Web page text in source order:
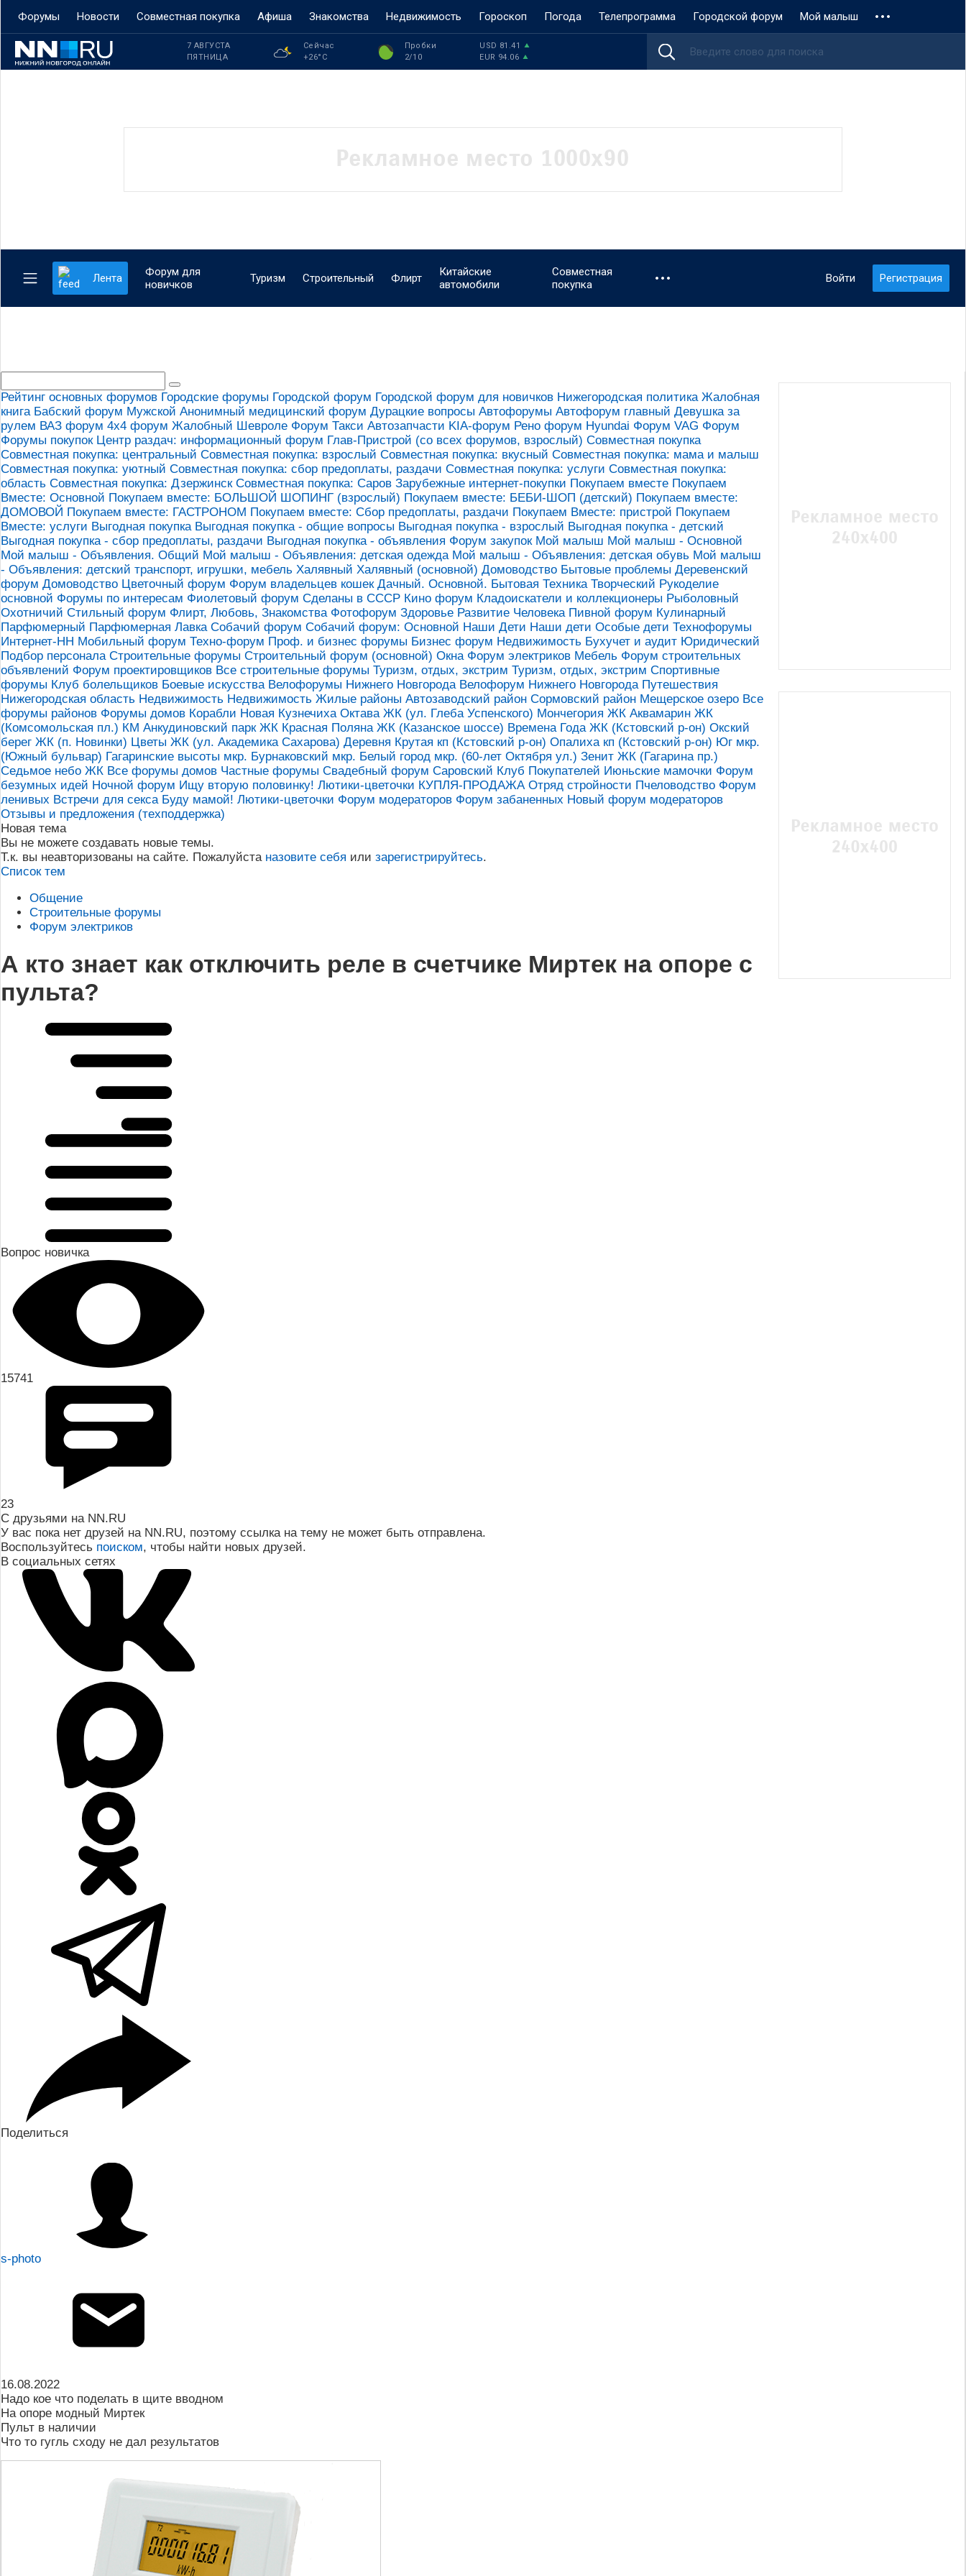
Форумы Новости Совместная покупка Афиша Знакомства Недвижимость Гороскоп Погода Телепрограмма Городской форум Мой малыш
7 АВГУСТА
ПЯТНИЦА
Сейчас
+26°C
Пробки
2/10
USD 81.41
EUR 94.06
Лента
Форум для
новичков
Туризм Строительный Флирт
Китайские
автомобили
Совместная
покупка
Войти Регистрация
Рейтинг основных форумов Городские форумы Городской форум Городской форум для новичков Нижегородская политика Жалобная
книга Бабский форум Мужской Анонимный медицинский форум Дурацкие вопросы Автофорумы Автофорум главный Девушка за
рулем ВАЗ форум 4х4 форум Жалобный Шевроле Форум Такси Автозапчасти KIA-форум Рено форум Hyundai Форум VAG Форум
Форумы покупок Центр раздач: информационный форум Глав-Пристрой (со всех форумов, взрослый) Совместная покупка
Совместная покупка: центральный Совместная покупка: взрослый Совместная покупка: вкусный Совместная покупка: мама и малыш
Совместная покупка: уютный Совместная покупка: сбор предоплаты, раздачи Совместная покупка: услуги Совместная покупка:
область Совместная покупка: Дзержинск Совместная покупка: Саров Зарубежные интернет-покупки Покупаем вместе Покупаем
Вместе: Основной Покупаем вместе: БОЛЬШОЙ ШОПИНГ (взрослый) Покупаем вместе: БЕБИ-ШОП (детский) Покупаем вместе:
ДОМОВОЙ Покупаем вместе: ГАСТРОНОМ Покупаем вместе: Сбор предоплаты, раздачи Покупаем Вместе: пристрой Покупаем
Вместе: услуги Выгодная покупка Выгодная покупка - общие вопросы Выгодная покупка - взрослый Выгодная покупка - детский
Выгодная покупка - сбор предоплаты, раздачи Выгодная покупка - объявления Форум закупок Мой малыш Мой малыш - Основной
Мой малыш - Объявления. Общий Мой малыш - Объявления: детская одежда Мой малыш - Объявления: детская обувь Мой малыш
- Объявления: детский транспорт, игрушки, мебель Халявный Халявный (основной) Домоводство Бытовые проблемы Деревенский
форум Домоводство Цветочный форум Форум владельцев кошек Дачный. Основной. Бытовая Техника Творческий Рукоделие
основной Форумы по интересам Фиолетовый форум Сделаны в СССР Кино форум Кладоискатели и коллекционеры Рыболовный
Охотничий Стильный форум Флирт, Любовь, Знакомства Фотофорум Здоровье Развитие Человека Пивной форум Кулинарный
Парфюмерный Парфюмерная Лавка Собачий форум Собачий форум: Основной Наши Дети Наши дети Особые дети Технофорумы
Интернет-НН Мобильный форум Техно-форум Проф. и бизнес форумы Бизнес форум Недвижимость Бухучет и аудит Юридический
Подбор персонала Строительные форумы Строительный форум (основной) Окна Форум электриков Мебель Форум строительных
объявлений Форум проектировщиков Все строительные форумы Туризм, отдых, экстрим Туризм, отдых, экстрим Спортивные
форумы Клуб болельщиков Боевые искусства Велофорумы Нижнего Новгорода Велофорум Нижнего Новгорода Путешествия
Нижегородская область Недвижимость Недвижимость Жилые районы Автозаводский район Сормовский район Мещерское озеро Все
форумы районов Форумы домов Корабли Новая Кузнечиха Октава ЖК (ул. Глеба Успенского) Мончегория ЖК Аквамарин ЖК
(Комсомольская пл.) КМ Анкудиновский парк ЖК Красная Поляна ЖК (Казанское шоссе) Времена Года ЖК (Кстовский р-он) Окский
берег ЖК (п. Новинки) Цветы ЖК (ул. Академика Сахарова) Деревня Крутая кп (Кстовский р-он) Опалиха кп (Кстовский р-он) Юг мкр.
(Южный бульвар) Гагаринские высоты мкр. Бурнаковский мкр. Белый город мкр. (60-лет Октября ул.) Зенит ЖК (Гагарина пр.)
Седьмое небо ЖК Все форумы домов Частные форумы Свадебный форум Саровский Клуб Покупателей Июньские мамочки Форум
безумных идей Ночной форум Ищу вторую половинку! Лютики-цветочки КУПЛЯ-ПРОДАЖА Отряд стройности Пчеловодство Форум
ленивых Встречи для секса Буду мамой! Лютики-цветочки Форум модераторов Форум забаненных Новый форум модераторов
Отзывы и предложения (техподдержка)
Новая тема
Вы не можете создавать новые темы.
Т.к. вы неавторизованы на сайте. Пожалуйста назовите себя или зарегистрируйтесь.
Список тем
Общение
Строительные форумы
Форум электриков
А кто знает как отключить реле в счетчике Миртек на опоре с
пульта?
Вопрос новичка
15741
23
С друзьями на NN.RU
У вас пока нет друзей на NN.RU, поэтому ссылка на тему не может быть отправлена.
Воспользуйтесь поиском, чтобы найти новых друзей.
В социальных сетях
Поделиться
s-photo
16.08.2022
Надо кое что поделать в щите вводном
На опоре модный Миртек
Пульт в наличии
Что то гугль сходу не дал результатов